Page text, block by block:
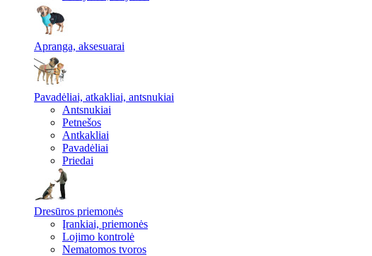
Apranga, aksesuarai
Pavadėliai, atkakliai, antsnukiai
Antsnukiai
Petnešos
Antkakliai
Pavadėliai
Priedai
Dresūros priemonės
Įrankiai, priemonės
Lojimo kontrolė
Nematomos tvoros